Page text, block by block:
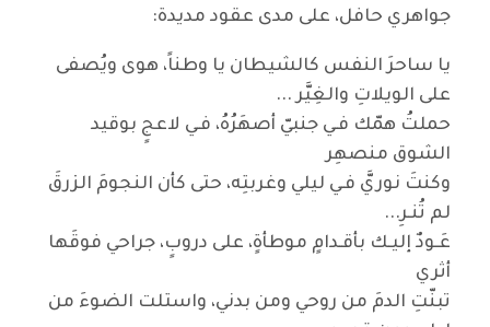
جواهري حافل، على مدى عقود مديدة:
يا ساحرَ النفس كالشيطان يا وطناً، هوى ويُصفى
على الويلاتِ والغِيَّر ...
حملتُ همّك فـي جنبيّ أصهَرُهُ، فـي لاعجٍ بوقيد
الشوق منصهِر
وكنتَ نوريَّ فـي ليلي وغربتِه، حتى كأن النجومَ الزرقَ
لم تُنـرِ...
عَـودٌ إليـك بأقـدامٍ موطأةٍ، على دروبٍ، جراحي فوقَها
أثري
تبنّتِ الدمَ من روحي ومن بدني، واستلت الضوءَ من